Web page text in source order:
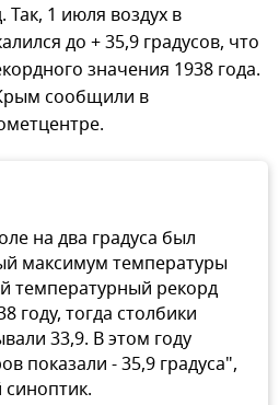
1 июля воздух в
до + 35,9 градусов, что
значения 1938 года.
сообщили в
на два градуса был
максимум температуры
температурный рекорд
году, тогда столбики
33,9. В этом году
показали - 35,9 градуса",